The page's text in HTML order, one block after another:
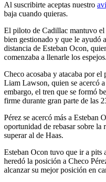
Al suscribirte aceptas nuestro
baja cuando quieras.
El piloto de Cadillac mantuvo
bien gestionado y que le ayudó
distancia de Esteban Ocon,
comenzaba a llenarle los espejos.
Checo acosaba y atacaba por el
Liam Lawson, quien se acercó
embargo, el tren que se formó
firme durante gran parte de las
Pérez se acercó más a Esteban
oportunidad de rebasar sobre
superar al de Haas.
Esteban Ocon tuvo que ir a
heredó la posición a Checo
alcanzar su mejor posición en